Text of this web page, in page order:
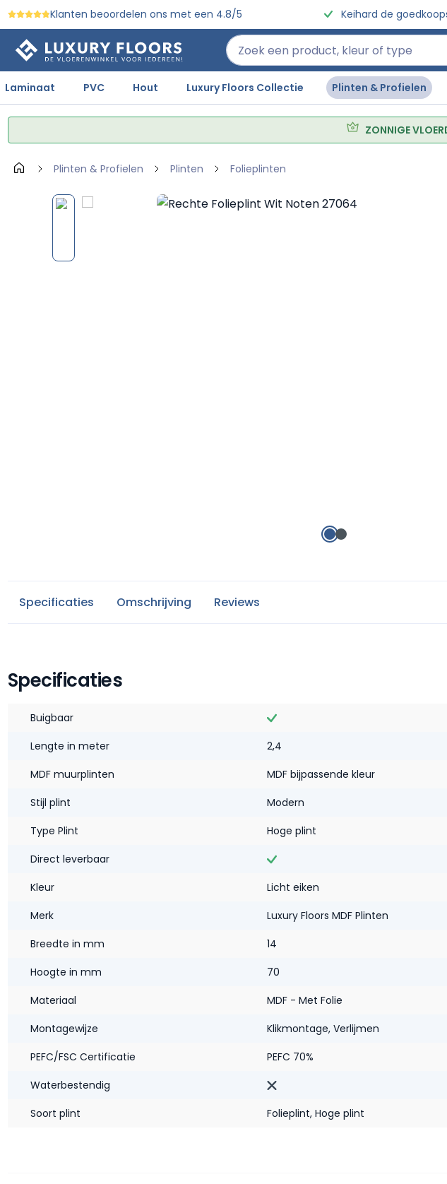
naar de hoofdinhoud
Ga naar de zoekopdracht
Ga naar de hoofdnavigatie
Klanten beoordelen ons met een 4.8/5 Keihard de
Laminaat PVC Hout Luxury Floors Collectie Plinten & Profielen
ZONNIGE
Plinten & Profielen Plinten Folieplinten
Afbeeldingengalerij overslaan
Specificaties Omschrijving Reviews
Specificaties
Buigbaar
Lengte in meter
2,4
MDF muurplinten
MDF bijpassende kleur
Stijl plint
Modern
Type Plint
Hoge plint
Direct leverbaar
Kleur
Licht eiken
Merk
Luxury Floors MDF Plinten
Breedte in mm
14
Hoogte in mm
70
Materiaal
MDF - Met Folie
Montagewijze
Klikmontage, Verlijmen
PEFC/FSC Certificatie
PEFC 70%
Waterbestendig‎
Soort plint
Folieplint, Hoge plint